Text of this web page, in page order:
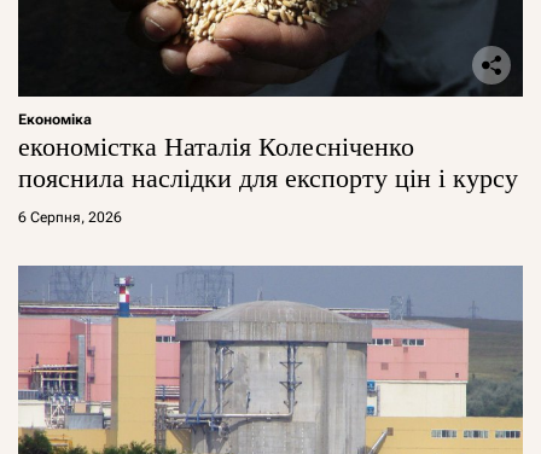
Економіка
економістка Наталія Колесніченко
пояснила наслідки для експорту цін і курсу
6 Серпня, 2026